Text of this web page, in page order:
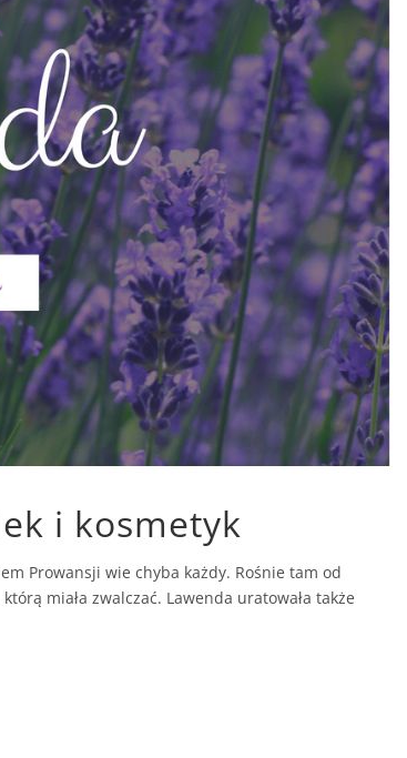
i kosmetyk
Prowansji wie chyba każdy. Rośnie tam od
miała zwalczać. Lawenda uratowała także